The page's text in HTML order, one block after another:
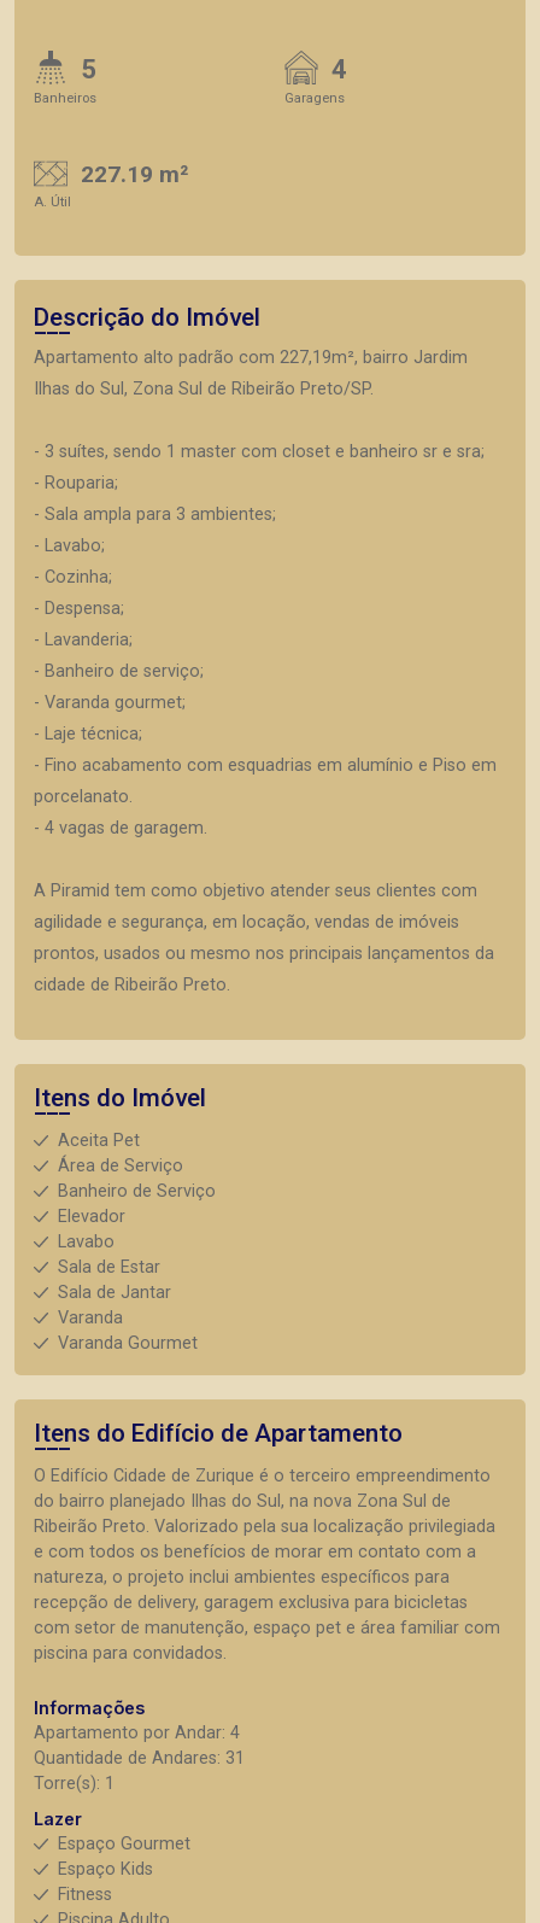
5
Banheiros
4
Garagens
227.19 m²
A. Útil
Descrição do Imóvel
Apartamento alto padrão com 227,19m², bairro Jardim
Ilhas do Sul, Zona Sul de Ribeirão Preto/SP.
- 3 suítes, sendo 1 master com closet e banheiro sr e sra;
- Rouparia;
- Sala ampla para 3 ambientes;
- Lavabo;
- Cozinha;
- Despensa;
- Lavanderia;
- Banheiro de serviço;
- Varanda gourmet;
- Laje técnica;
- Fino acabamento com esquadrias em alumínio e Piso em
porcelanato.
- 4 vagas de garagem.
A Piramid tem como objetivo atender seus clientes com
agilidade e segurança, em locação, vendas de imóveis
prontos, usados ou mesmo nos principais lançamentos da
cidade de Ribeirão Preto.
Itens do Imóvel
Aceita Pet
Área de Serviço
Banheiro de Serviço
Elevador
Lavabo
Sala de Estar
Sala de Jantar
Varanda
Varanda Gourmet
Itens do Edifício de Apartamento
O Edifício Cidade de Zurique é o terceiro empreendimento
do bairro planejado Ilhas do Sul, na nova Zona Sul de
Ribeirão Preto. Valorizado pela sua localização privilegiada
e com todos os benefícios de morar em contato com a
natureza, o projeto inclui ambientes específicos para
recepção de delivery, garagem exclusiva para bicicletas
com setor de manutenção, espaço pet e área familiar com
piscina para convidados.
Informações
Apartamento por Andar: 4
Quantidade de Andares: 31
Torre(s): 1
Lazer
Espaço Gourmet
Espaço Kids
Fitness